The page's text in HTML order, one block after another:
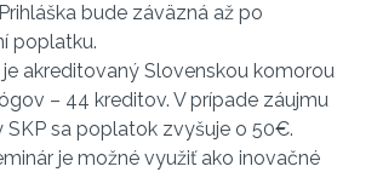
bude záväzná až po
poplatku.
je akreditovaný Slovenskou komorou
– 44 kreditov. V prípade záujmu
SKP sa poplatok zvyšuje o 50€.
je možné využiť ako inovačné